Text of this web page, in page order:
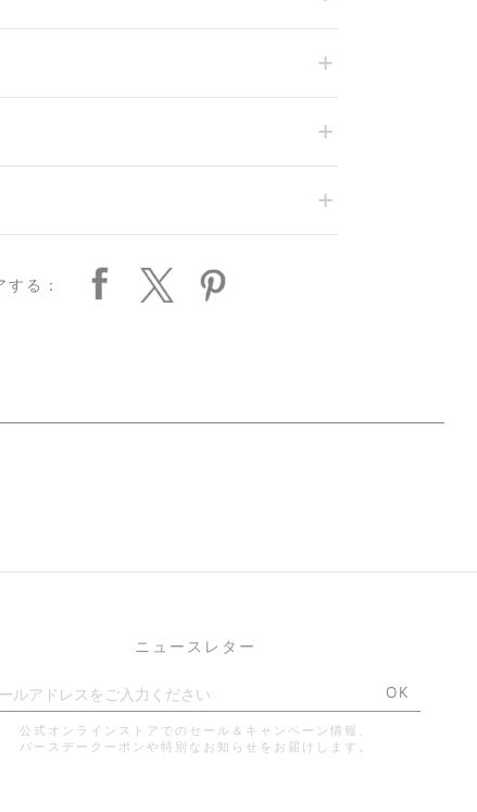
する：
ニュースレター
OK
公式オンラインストアでのセール＆キャンペーン情報、
バースデークーポンや特別なお知らせをお届けします。